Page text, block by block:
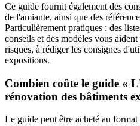
Ce guide fournit également des
de l'amiante, ainsi que des
Particulièrement pratiques : des
conseils et des modèles vous
risques, à rédiger les consignes
expositions.
Combien coûte le guide «
rénovation des bâtiments
Le guide peut être acheté au